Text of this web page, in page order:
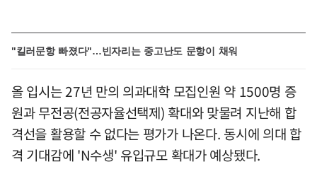
"킬러문항 빠졌다"…빈자리는 중고난도 문항이 채워
올 입시는 27년 만의 의과대학 모집인원 약 1500명 증
원과 무전공(전공자율선택제) 확대와 맞물려 지난해 합
격선을 활용할 수 없다는 평가가 나온다. 동시에 의대 합
격 기대감에 'N수생' 유입규모 확대가 예상됐다.